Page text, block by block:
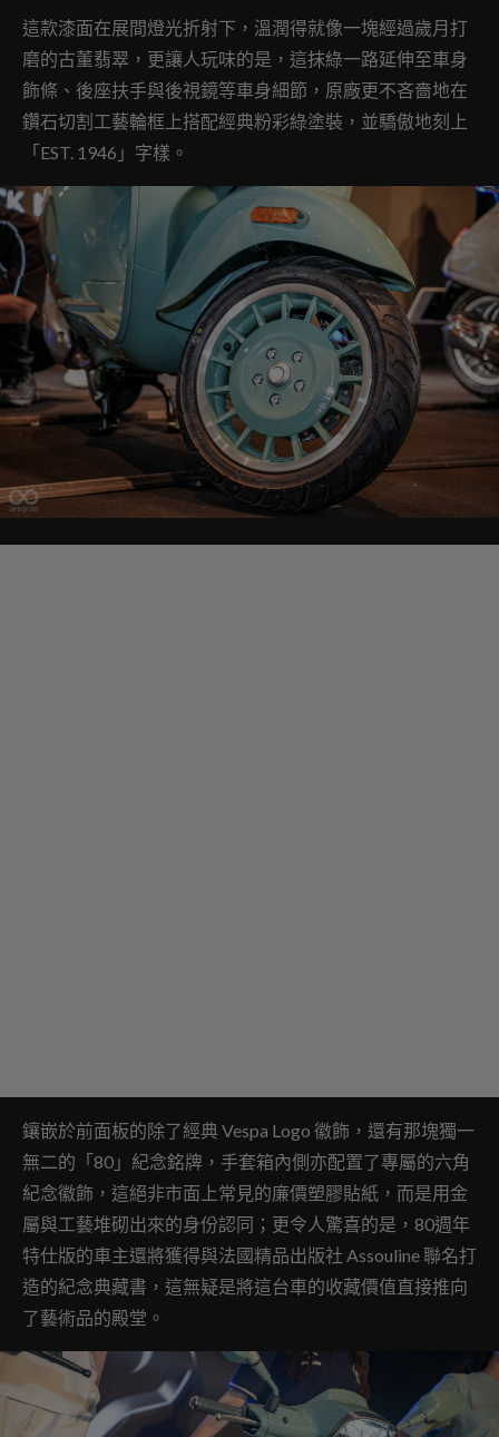
這款漆面在展間燈光折射下，溫潤得就像一塊經過歲月打
磨的古董翡翠，更讓人玩味的是，這抹綠一路延伸至車身
飾條、後座扶手與後視鏡等車身細節，原廠更不吝嗇地在
鑽石切割工藝輪框上搭配經典粉彩綠塗裝，並驕傲地刻上
「EST. 1946」字樣。
鑲嵌於前面板的除了經典 Vespa Logo 徽飾，還有那塊獨一
無二的「80」紀念銘牌，手套箱內側亦配置了專屬的六角
紀念徽飾，這絕非市面上常見的廉價塑膠貼紙，而是用金
屬與工藝堆砌出來的身份認同；更令人驚喜的是，80週年
特仕版的車主還將獲得與法國精品出版社 Assouline 聯名打
造的紀念典藏書，這無疑是將這台車的收藏價值直接推向
了藝術品的殿堂。